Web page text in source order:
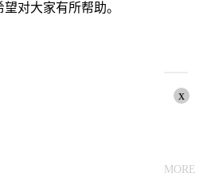
对大家有所帮助。
x
MORE